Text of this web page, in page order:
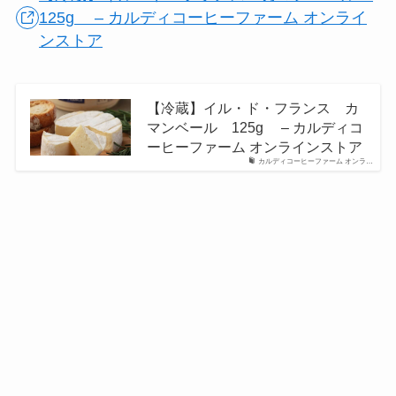
125g – カルディコーヒーファーム オンライ
ンストア
カルディコーヒーファーム オンラ…
【冷蔵】イル・ド・フランス カ
マンベール 125g – カルディコ
ーヒーファーム オンラインストア